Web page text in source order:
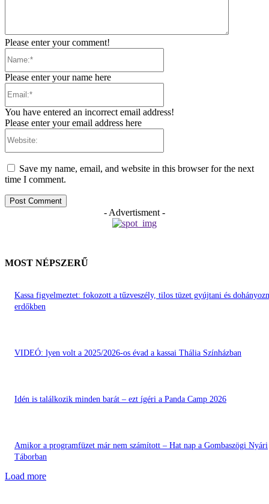
Please enter your comment!
Please enter your name here
You have entered an incorrect email address!
Please enter your email address here
Save my name, email, and website in this browser for the next
time I comment.
- Advertisment -
MOST NÉPSZERŰ
Kassa figyelmeztet: fokozott a tűzveszély, tilos tüzet gyújtani és
erdőkben
VIDEÓ: lyen volt a 2025/2026-os évad a kassai Thália Színházban
Idén is találkozik minden barát – ezt ígéri a Panda Camp 2026
Amikor a programfüzet már nem számított – Hat nap a Gombaszögi Nyári
Táborban
Load more